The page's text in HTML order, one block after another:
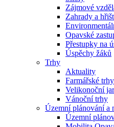
Zájmové
Zahrady a
Opavské
Přestupky na
Úspěchy žáků
Trhy
Aktuality
Farmářské trhy
Velikonoční
Vánoční trhy
Územní plánování a
Územní